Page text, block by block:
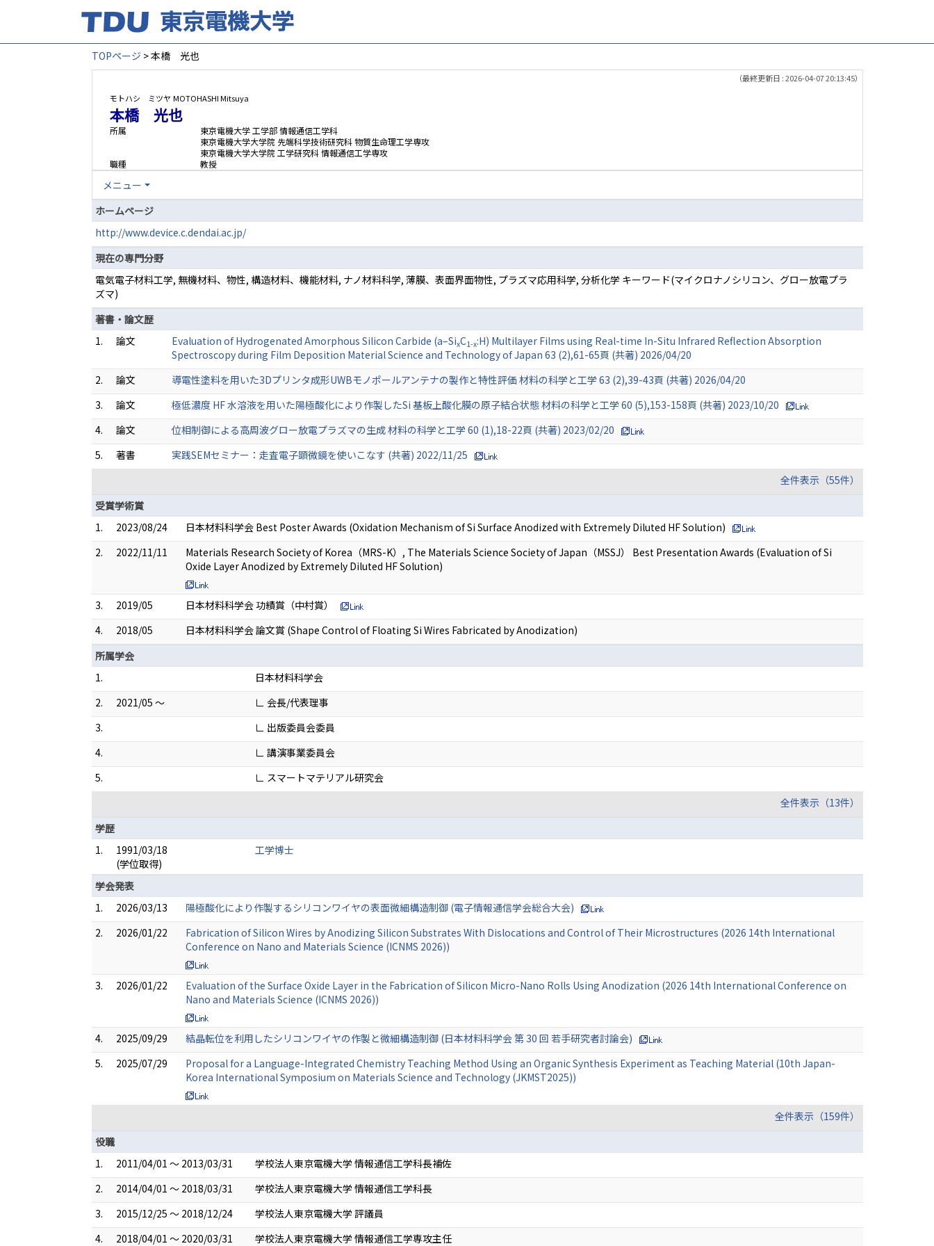
TOPページ > 本橋 光也
（最終更新日 : 2026-04-07 20:13:45）
モトハシ ミツヤ MOTOHASHI Mitsuya
本橋 光也
所属
東京電機大学 工学部 情報通信工学科
東京電機大学大学院 先端科学技術研究科 物質生命理工学専攻
東京電機大学大学院 工学研究科 情報通信工学専攻
職種
教授
メニュー
ホームページ
http://www.device.c.dendai.ac.jp/
現在の専門分野
電気電子材料工学, 無機材料、物性, 構造材料、機能材料, ナノ材料科学, 薄膜、表面界面物性, プラズマ応用科学, 分析化学 キーワード(マイクロナノシリコン、グロー放電プラ
ズマ)
著書・論文歴
1.
論文 Evaluation of Hydrogenated Amorphous Silicon Carbide (a–SixC1-x:H) Multilayer Films using Real-time In-Situ Infrared Reflection Absorption
Spectroscopy during Film Deposition Material Science and Technology of Japan 63 (2),61-65頁 (共著) 2026/04/20
2.
論文
導電性塗料を用いた3Dプリンタ成形UWBモノポールアンテナの製作と特性評価 材料の科学と工学 63 (2),39-43頁 (共著) 2026/04/20
3.
論文
極低濃度 HF 水溶液を用いた陽極酸化により作製したSi 基板上酸化膜の原子結合状態 材料の科学と工学 60 (5),153-158頁 (共著) 2023/10/20
4.
論文
位相制御による高周波グロー放電プラズマの生成 材料の科学と工学 60 (1),18-22頁 (共著) 2023/02/20
5.
著書
実践SEMセミナー：走査電子顕微鏡を使いこなす (共著) 2022/11/25
全件表示（55件）
受賞学術賞
1.
2023/08/24
日本材料科学会 Best Poster Awards (Oxidation Mechanism of Si Surface Anodized with Extremely Diluted HF Solution)
2.
2022/11/11
Materials Research Society of Korea（MRS-K）, The Materials Science Society of Japan（MSSJ） Best Presentation Awards (Evaluation of Si
Oxide Layer Anodized by Extremely Diluted HF Solution)
3. 2019/05
日本材料科学会 功績賞（中村賞）
4.
2018/05
日本材料科学会 論文賞 (Shape Control of Floating Si Wires Fabricated by Anodization)
所属学会
1.
日本材料科学会
2.
2021/05 ～
∟ 会長/代表理事
3.
∟ 出版委員会委員
4.
∟ 講演事業委員会
5.
∟ スマートマテリアル研究会
全件表示（13件）
学歴
1.
1991/03/18
(学位取得)
工学博士
学会発表
1.
2026/03/13
陽極酸化により作製するシリコンワイヤの表面微細構造制御 (電子情報通信学会総合大会)
2.
2026/01/22
Fabrication of Silicon Wires by Anodizing Silicon Substrates With Dislocations and Control of Their Microstructures (2026 14th International
Conference on Nano and Materials Science (ICNMS 2026))
3. 2026/01/22
Evaluation of the Surface Oxide Layer in the Fabrication of Silicon Micro-Nano Rolls Using Anodization (2026 14th International Conference on
Nano and Materials Science (ICNMS 2026))
4. 2025/09/29
結晶転位を利用したシリコンワイヤの作製と微細構造制御 (日本材料科学会 第 30 回 若手研究者討論会)
5.
2025/07/29
Proposal for a Language-Integrated Chemistry Teaching Method Using an Organic Synthesis Experiment as Teaching Material (10th Japan-
Korea International Symposium on Materials Science and Technology (JKMST2025))
全件表示（159件）
役職
1.
2011/04/01 ～ 2013/03/31
学校法人東京電機大学 情報通信工学科長補佐
2.
2014/04/01 ～ 2018/03/31
学校法人東京電機大学 情報通信工学科長
3.
2015/12/25 ～ 2018/12/24
学校法人東京電機大学 評議員
4.
2018/04/01 ～ 2020/03/31
学校法人東京電機大学 情報通信工学専攻主任